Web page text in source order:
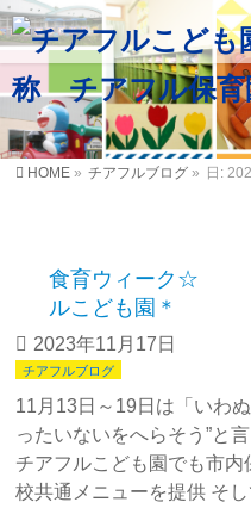
HOME » チアフルブログ » 日:
食育ウィー
ルこども園＊
2023年11月17日
チアフルブログ
11月13日～19日は「いわ
ったいないをへらそう”と
チアフルこども園でも市
校共通メニューを提供 そ